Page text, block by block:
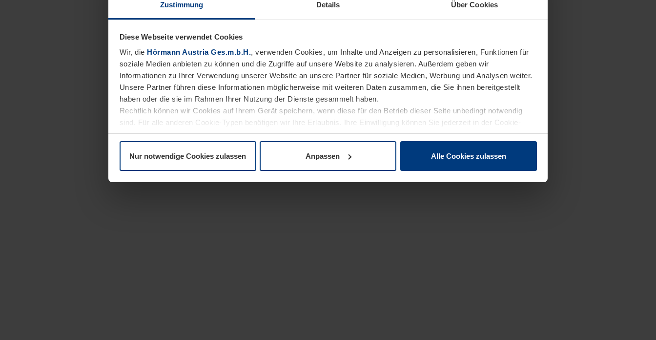
Zustimmung Details Über Cookies
Diese Webseite verwendet Cookies
Wir, die Hörmann Austria Ges.m.b.H., verwenden Cookies, um Inhalte und Anzeigen zu personalisieren, Funktionen für
soziale Medien anbieten zu können und die Zugriffe auf unsere Website zu analysieren. Außerdem geben wir
Informationen zu Ihrer Verwendung unserer Website an unsere Partner für soziale Medien, Werbung und Analysen weiter.
Unsere Partner führen diese Informationen möglicherweise mit weiteren Daten zusammen, die Sie ihnen bereitgestellt
haben oder die sie im Rahmen Ihrer Nutzung der Dienste gesammelt haben.
Rechtlich können wir Cookies auf Ihrem Gerät speichern, wenn diese für den Betrieb dieser Seite unbedingt notwendig
sind. Für alle anderen Cookie-Typen benötigen wir Ihre Erlaubnis. Ihre Einwilligung können Sie jederzeit in der Cookie-
Erläuterung auf der SeiteDatenschutzerklärungunserer Website ändern oder widerrufen.
Nur notwendige Cookies zulassen Anpassen Alle Cookies zulassen